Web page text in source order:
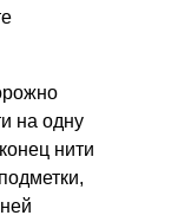
на одну
нити